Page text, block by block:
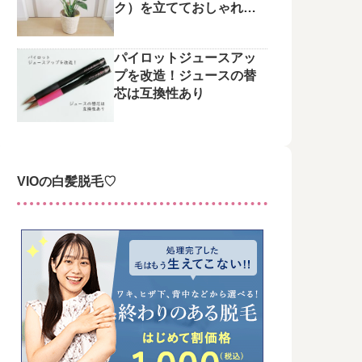
ク）を立てておしゃれに
パイロットジュースアッ
プを改造！ジュースの替
芯は互換性あり
VIOの白髪脱毛♡